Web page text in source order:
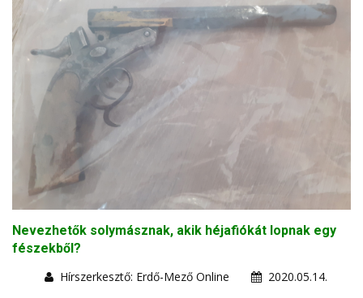
Nevezhetők solymásznak, akik héjafiókát lopnak egy
fészekből?
Hírszerkesztő: Erdő-Mező Online
2020.05.14.